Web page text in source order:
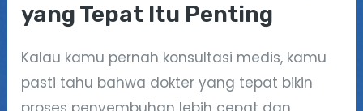
yang Tepat Itu Penting
Kalau kamu pernah konsultasi medis, kamu
pasti tahu bahwa dokter yang tepat bikin